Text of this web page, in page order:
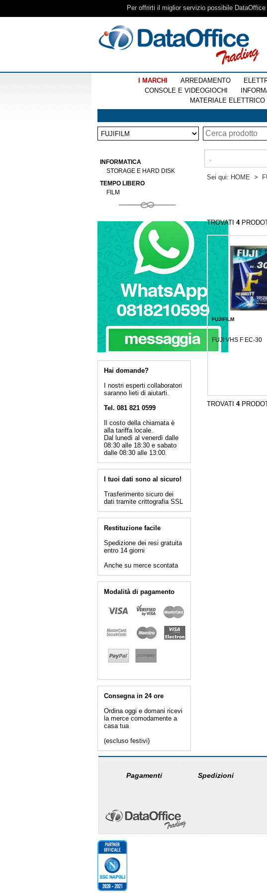
Per offrirti il miglior servizio possibile
I MARCHI ARREDAMENTO
CONSOLE E VIDEOGIOCHI
MATERIALE
INFORMATICA
STORAGE E HARD DISK
TEMPO LIBERO
FILM
Hai domande?
I nostri esperti collaboratori
saranno lieti di aiutarti.
Tel. 081 821 0599
Il costo della chiamata è
alla tariffa locale.
Dal lunedì al venerdì dalle
08:30 alle 18:30 e sabato
dalle 08:30 alle 13:00.
I tuoi dati sono al sicuro!
Trasferimento sicuro dei
dati tramite crittografia SSL
Restituzione facile
Spedizione dei resi gratuita
entro 14 giorni
Anche su merce scontata
Modalità di pagamento
Consegna in 24 ore
Ordina oggi e domani ricevi
la merce comodamente a
casa tua
(escluso festivi)
.
Sei qui: HOME >
TROVATI 4
FUJIFILM
FUJI VHS F EC-30
TROVATI 4
Pagamenti Spedizioni